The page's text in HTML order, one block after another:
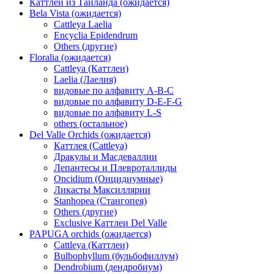
Каттлеи из Тайланда (ожидается)
Bela Vista (ожидается)
Cattleya Laelia
Encyclia Epidendrum
Others (другие)
Floralia (ожидается)
Cattleya (Каттлеи)
Laelia (Лаелия)
видовые по алфавиту A-B-C
видовые по алфавиту D-E-F-G
видовые по алфавиту L-S
others (остальное)
Del Valle Orchids (ожидается)
Каттлея (Cattleya)
Дракулы и Масдеваллии
Лепантесы и Плевроталлиды
Oncidium (Онцидиумные)
Ликасты Максиллярии
Stanhopea (Стангопея)
Others (другие)
Exclusive Каттлеи Del Valle
PAPUGA orchids (ожидается)
Cattleya (Каттлеи)
Bulbophyllum (бульбофиллум)
Dendrobium (дендробиум)